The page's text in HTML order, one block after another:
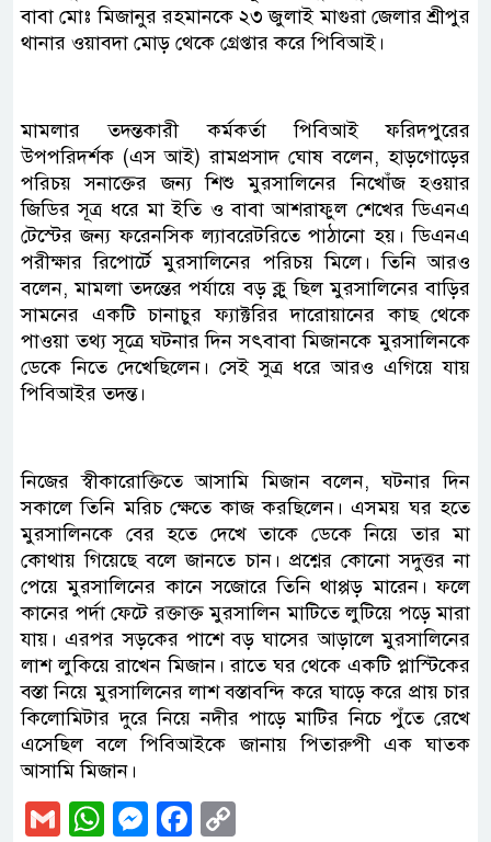
বাবা মোঃ মিজানুর রহমানকে ২৩ জুলাই মাগুরা জেলার শ্রীপুর
থানার ওয়াবদা মোড় থেকে গ্রেপ্তার করে পিবিআই।
মামলার তদন্তকারী কর্মকর্তা পিবিআই ফরিদপুরের
উপপরিদর্শক (এস আই) রামপ্রসাদ ঘোষ বলেন, হাড়গোড়ের
পরিচয় সনাক্তের জন্য শিশু মুরসালিনের নিখোঁজ হওয়ার
জিডির সূত্র ধরে মা ইতি ও বাবা আশরাফুল শেখের ডিএনএ
টেস্টের জন্য ফরেনসিক ল্যাবরেটরিতে পাঠানো হয়। ডিএনএ
পরীক্ষার রিপোর্টে মুরসালিনের পরিচয় মিলে। তিনি আরও
বলেন, মামলা তদন্তের পর্যায়ে বড় ক্লু ছিল মুরসালিনের বাড়ির
সামনের একটি চানাচুর ফ্যাক্টরির দারোয়ানের কাছ থেকে
পাওয়া তথ্য সূত্রে ঘটনার দিন সৎবাবা মিজানকে মুরসালিনকে
ডেকে নিতে দেখেছিলেন। সেই সুত্র ধরে আরও এগিয়ে যায়
পিবিআইর তদন্ত।
নিজের স্বীকারোক্তিতে আসামি মিজান বলেন, ঘটনার দিন
সকালে তিনি মরিচ ক্ষেতে কাজ করছিলেন। এসময় ঘর হতে
মুরসালিনকে বের হতে দেখে তাকে ডেকে নিয়ে তার মা
কোথায় গিয়েছে বলে জানতে চান। প্রশ্নের কোনো সদুত্তর না
পেয়ে মুরসালিনের কানে সজোরে তিনি থাপ্পড় মারেন। ফলে
কানের পর্দা ফেটে রক্তাক্ত মুরসালিন মাটিতে লুটিয়ে পড়ে মারা
যায়। এরপর সড়কের পাশে বড় ঘাসের আড়ালে মুরসালিনের
লাশ লুকিয়ে রাখেন মিজান। রাতে ঘর থেকে একটি প্লাস্টিকের
বস্তা নিয়ে মুরসালিনের লাশ বস্তাবন্দি করে ঘাড়ে করে প্রায় চার
কিলোমিটার দুরে নিয়ে নদীর পাড়ে মাটির নিচে পুঁতে রেখে
এসেছিল বলে পিবিআইকে জানায় পিতারুপী এক ঘাতক
আসামি মিজান।
GmailWhatsApp
Messenger
Facebook